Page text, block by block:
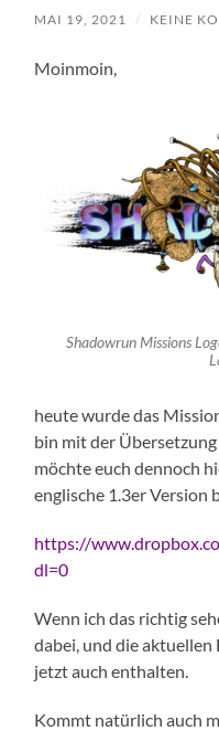
MAI 19, 2021 / KEINE
Moinmoin,
Shadowrun Missions
heute wurde das
bin mit der
möchte euch dennoch
englische 1.3er Version
https://
dl=0
Wenn ich das richtig
dabei, und die
jetzt auch enthalten.
Kommt natürlich auch